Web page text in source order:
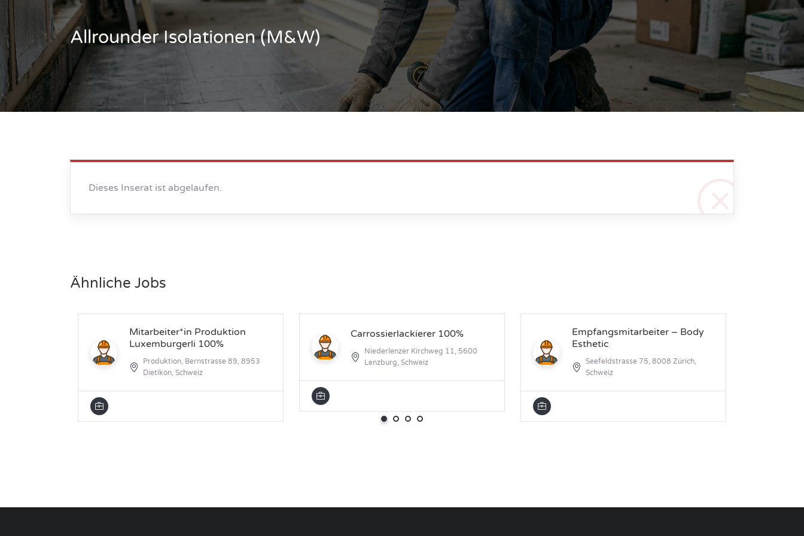
Allrounder Isolationen (M&W)
Dieses Inserat ist abgelaufen.
Ähnliche Jobs
Mitarbeiter*in Produktion
Luxemburgerli 100%
Produktion, Bernstrasse 89, 8953
Dietikon, Schweiz
Carrossierlackierer 100%
Niederlenzer Kirchweg 11, 5600
Lenzburg, Schweiz
Empfangsmitarbeiter – Body
Esthetic
Seefeldstrasse 75, 8008 Zürich,
Schweiz